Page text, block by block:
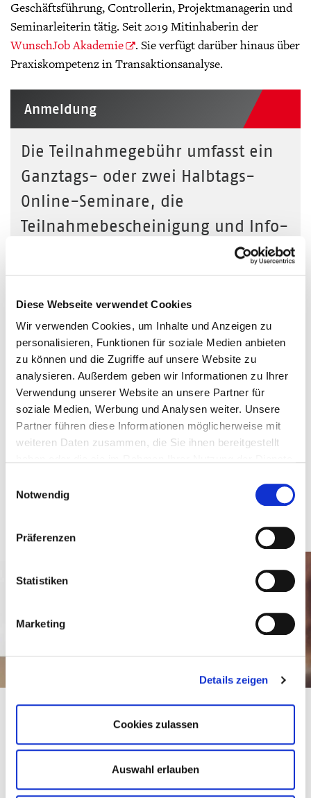
Diese Webseite verwendet Cookies
Wir verwenden Cookies, um Inhalte und Anzeigen zu
personalisieren, Funktionen für soziale Medien anbieten
zu können und die Zugriffe auf unsere Website zu
analysieren. Außerdem geben wir Informationen zu Ihrer
Verwendung unserer Website an unsere Partner für
soziale Medien, Werbung und Analysen weiter. Unsere
Partner führen diese Informationen möglicherweise mit
weiteren Daten zusammen, die Sie ihnen bereitgestellt
unsererDatenschutzerklärung
Notwendig
Präferenzen
Statistiken
Marketing
Details zeigen
Cookies zulassen
Auswahl erlauben
Geschäftsführung, Controllerin, Projektmanagerin und
Seminarleiterin tätig. Seit 2019 Mitinhaberin der
WunschJob Akademie
. Sie verfügt darüber hinaus über
PraxiskompetenzinTransaktionsanalyse.
Anmeldung
Die Teilnahmegebühr umfasst ein
Ganztags- oder zwei Halbtags-
Online-Seminare, die
Teilnahmebescheinigung und Info-
Material/Seminarunterlagen.
Bitte wählen Sie Ihr Ticket (zzgl. gesetzl. MwSt.)*
Mitglieder-Azubi/Volo/Studi-Ticket
209,30€
Nichtmitglieder-Azubi/Volo/Studi-Ticket
251,30€
Mitglieder: Mitarbeiter*innen/ Geschäftsführung von
Unternehmen, die Mitglied beim Börsenverein sind /
sowie Mitglieder von Kooperationspartnern (MVFP,
Online-Seminar
8 Std. / aufgeteilt auf zwei Tage
Wann?